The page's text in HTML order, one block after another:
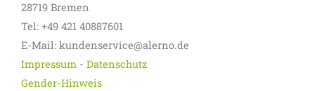
28719 Bremen
Tel: +49 421 40887601
E-Mail: kundenservice@alerno.de
Impressum - Datenschutz
Gender-Hinweis